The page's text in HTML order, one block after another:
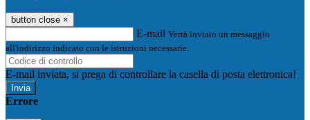
button close ×
E-mail Verrà inviato un messaggio
all'indirizzo indicato con le istruzioni necessarie.
E-mail inviata, si prega di controllare la casella di posta elettronica!
Errore